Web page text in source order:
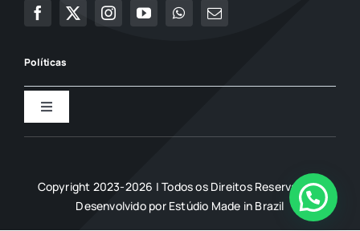
Políticas
Toggle
Navigation
Termo de uso
Copyright 2023-2026 | Todos os Direitos Reservados |
Desenvolvido por Estúdio Made in Brazil